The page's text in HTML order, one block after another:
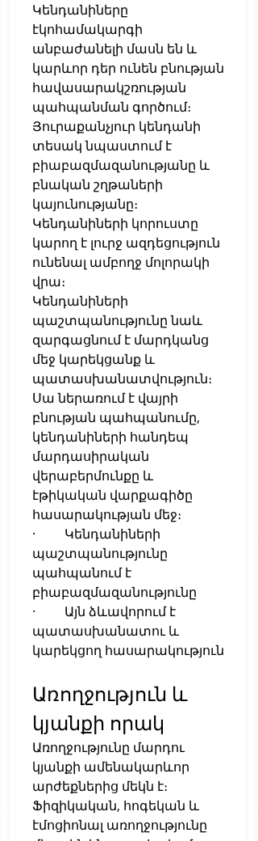
Կենդանիները
էկոհամակարգի
անբաժանելի մասն են և
կարևոր դեր ունեն բնության
հավասարակշռության
պահպանման գործում։
Յուրաքանչյուր կենդանի
տեսակ նպաստում է
բիաբազմազանությանը և
բնական շղթաների
կայունությանը։
Կենդանիների կորուստը
կարող է լուրջ ազդեցություն
ունենալ ամբողջ մոլորակի
վրա։
Կենդանիների
պաշտպանությունը նաև
զարգացնում է մարդկանց
մեջ կարեկցանք և
պատասխանատվություն։
Սա ներառում է վայրի
բնության պահպանումը,
կենդանիների հանդեպ
մարդասիրական
վերաբերմունքը և
էթիկական վարքագիծը
հասարակության մեջ։
·         Կենդանիների
պաշտպանությունը
պահպանում է
բիաբազմազանությունը
·         Այն ձևավորում է
պատասխանատու և
կարեկցող հասարակություն
Առողջություն և
կյանքի որակ
Առողջությունը մարդու
կյանքի ամենակարևոր
արժեքներից մեկն է։
Ֆիզիկական, հոգեկան և
էմոցիոնալ առողջությունը